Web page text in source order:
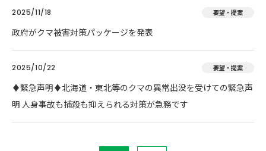
2025/11/18 要望・提案
政府がクマ被害対策パッケージを発表
2025/10/22 要望・提案
♦️緊急声明♦️北海道・東北等のクマの異常出没を受けての緊急声
明 人身事故も捕殺も抑えられる対策が急務です